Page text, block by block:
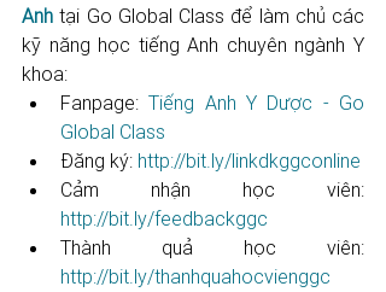
Anh tại Go Global Class để làm chủ các
kỹ năng học tiếng Anh chuyên ngành Y
khoa:
Fanpage: Tiếng Anh Y Dược - Go
Global Class
Đăng ký: http://bit.ly/linkdkggconline​​​​​​​​​​​
http://bit.ly/feedbackggc​​​​​​​​​​​
http://bit.ly/thanhquahocvienggc​​​​​